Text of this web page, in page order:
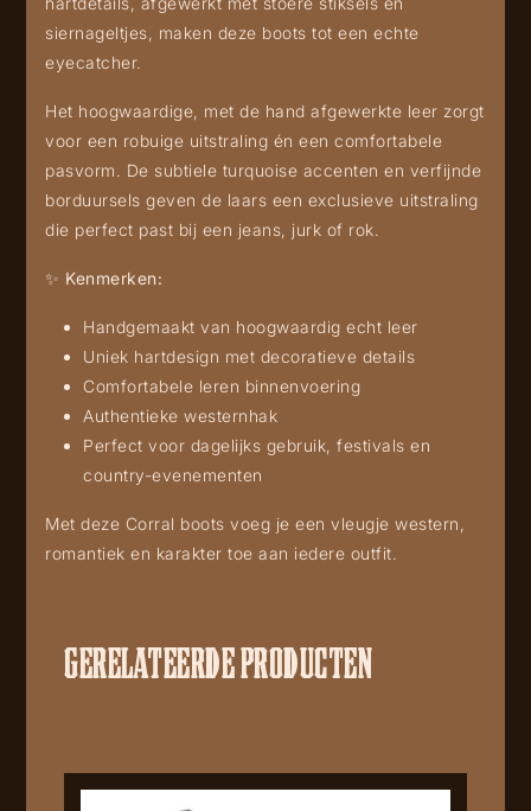
siernageltjes, maken deze boots tot een echte
eyecatcher.
Het hoogwaardige, met de hand afgewerkte leer zorgt
voor een robuige uitstraling én een comfortabele
pasvorm. De subtiele turquoise accenten en verfijnde
borduursels geven de laars een exclusieve uitstraling
die perfect past bij een jeans, jurk of rok.
✨ Kenmerken:
Handgemaakt van hoogwaardig echt leer
Uniek hartdesign met decoratieve details
Comfortabele leren binnenvoering
Authentieke westernhak
Perfect voor dagelijks gebruik, festivals en
country-evenementen
Met deze Corral boots voeg je een vleugje western,
romantiek en karakter toe aan iedere outfit.
GERELATEERDE PRODUCTEN